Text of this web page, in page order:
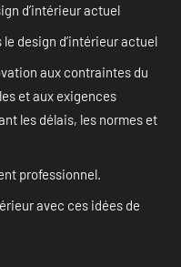
d’intérieur actuel
design d’intérieur actuel
aux contraintes du
et aux exigences
les délais, les normes et
professionnel.
avec ces idées de